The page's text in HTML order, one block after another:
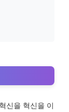
신을 혁신을 이